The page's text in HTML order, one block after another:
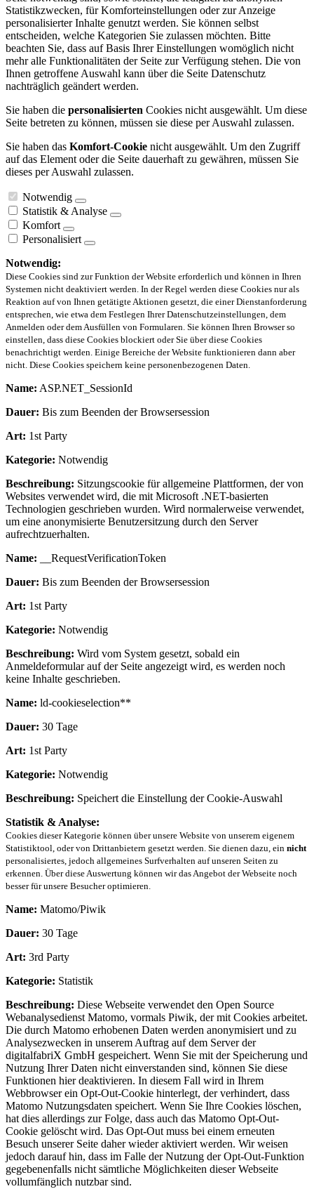
Statistikzwecken, für Komforteinstellungen oder zur Anzeige
personalisierter Inhalte genutzt werden. Sie können selbst
entscheiden, welche Kategorien Sie zulassen möchten. Bitte
beachten Sie, dass auf Basis Ihrer Einstellungen womöglich nicht
mehr alle Funktionalitäten der Seite zur Verfügung stehen. Die von
Ihnen getroffene Auswahl kann über die Seite Datenschutz
nachträglich geändert werden.
Sie haben die personalisierten Cookies nicht ausgewählt. Um diese
Seite betreten zu können, müssen sie diese per Auswahl zulassen.
Sie haben das Komfort-Cookie nicht ausgewählt. Um den Zugriff
auf das Element oder die Seite dauerhaft zu gewähren, müssen Sie
dieses per Auswahl zulassen.
Notwendig
Statistik & Analyse
Komfort
Personalisiert
Notwendig:
Diese Cookies sind zur Funktion der Website erforderlich und können in Ihren
Systemen nicht deaktiviert werden. In der Regel werden diese Cookies nur als
Reaktion auf von Ihnen getätigte Aktionen gesetzt, die einer Dienstanforderung
entsprechen, wie etwa dem Festlegen Ihrer Datenschutzeinstellungen, dem
Anmelden oder dem Ausfüllen von Formularen. Sie können Ihren Browser so
einstellen, dass diese Cookies blockiert oder Sie über diese Cookies
benachrichtigt werden. Einige Bereiche der Website funktionieren dann aber
nicht. Diese Cookies speichern keine personenbezogenen Daten.
Name: ASP.NET_SessionId
Dauer: Bis zum Beenden der Browsersession
Art: 1st Party
Kategorie: Notwendig
Beschreibung: Sitzungscookie für allgemeine Plattformen, der von
Websites verwendet wird, die mit Microsoft .NET-basierten
Technologien geschrieben wurden. Wird normalerweise verwendet,
um eine anonymisierte Benutzersitzung durch den Server
aufrechtzuerhalten.
Name: __RequestVerificationToken
Dauer: Bis zum Beenden der Browsersession
Art: 1st Party
Kategorie: Notwendig
Beschreibung: Wird vom System gesetzt, sobald ein
Anmeldeformular auf der Seite angezeigt wird, es werden noch
keine Inhalte geschrieben.
Name: ld-cookieselection**
Dauer: 30 Tage
Art: 1st Party
Kategorie: Notwendig
Beschreibung: Speichert die Einstellung der Cookie-Auswahl
Statistik & Analyse:
Cookies dieser Kategorie können über unsere Website von unserem eigenem
Statistiktool, oder von Drittanbietern gesetzt werden. Sie dienen dazu, ein nicht
personalisiertes, jedoch allgemeines Surfverhalten auf unseren Seiten zu
erkennen. Über diese Auswertung können wir das Angebot der Webseite noch
besser für unsere Besucher optimieren.
Name: Matomo/Piwik
Dauer: 30 Tage
Art: 3rd Party
Kategorie: Statistik
Beschreibung: Diese Webseite verwendet den Open Source
Webanalysedienst Matomo, vormals Piwik, der mit Cookies arbeitet.
Die durch Matomo erhobenen Daten werden anonymisiert und zu
Analysezwecken in unserem Auftrag auf dem Server der
digitalfabriX GmbH gespeichert. Wenn Sie mit der Speicherung und
Nutzung Ihrer Daten nicht einverstanden sind, können Sie diese
Funktionen hier deaktivieren. In diesem Fall wird in Ihrem
Webbrowser ein Opt-Out-Cookie hinterlegt, der verhindert, dass
Matomo Nutzungsdaten speichert. Wenn Sie Ihre Cookies löschen,
hat dies allerdings zur Folge, dass auch das Matomo Opt-Out-
Cookie gelöscht wird. Das Opt-Out muss bei einem erneuten
Besuch unserer Seite daher wieder aktiviert werden. Wir weisen
jedoch darauf hin, dass im Falle der Nutzung der Opt-Out-Funktion
gegebenenfalls nicht sämtliche Möglichkeiten dieser Webseite
vollumfänglich nutzbar sind.